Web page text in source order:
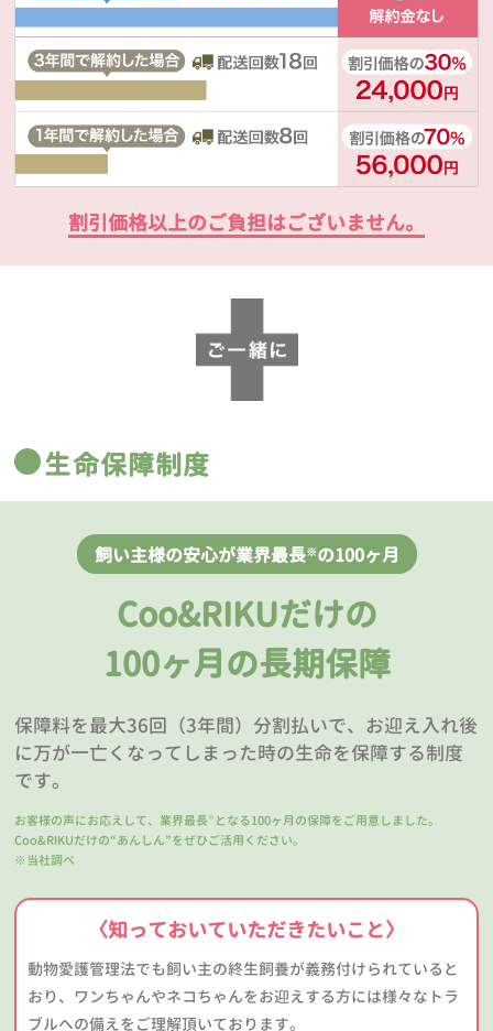
割引価格以上のご負担はございません。
生命保障制度
飼い主様の安心が業界最長※の100ヶ月
Coo&RIKUだけの
100ヶ月の長期保障
保障料を最大36回（3年間）分割払いで、お迎え入れ後
に万が一亡くなってしまった時の生命を保障する制度
です。
お客様の声にお応えして、業界最長 ※ となる100ヶ月の保障をご用意しました。
Coo&RIKUだけの“あんしん”をぜひご活用ください。
※当社調べ
〈知っておいていただきたいこと〉
動物愛護管理法でも飼い主の終生飼養が義務付けられていると
おり、ワンちゃんやネコちゃんをお迎えする方には様々なトラ
ブルへの備えをご理解頂いております。